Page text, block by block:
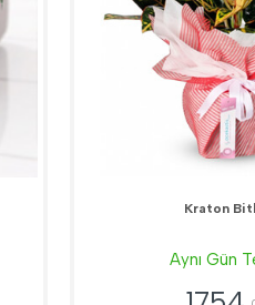
Kraton
Aynı Gün